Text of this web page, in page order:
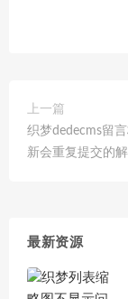
上一篇
织梦dedecms留
新会重复提交的
最新资源